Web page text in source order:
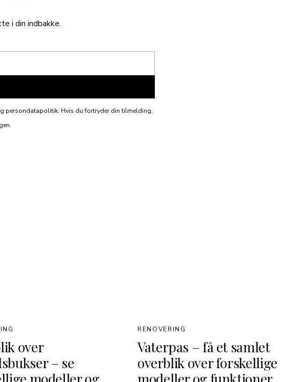
i din indbakke.
persondatapolitik. Hvis du fortryder din tilmelding,
over
– se
Vaterpas – få et samlet
overblik over forskellige
RENOVERING